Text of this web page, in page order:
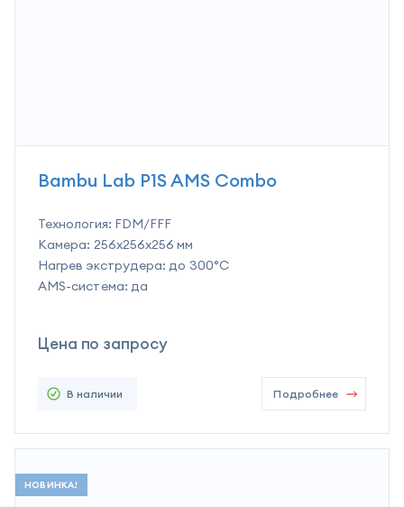
Bambu Lab P1S AMS Combo
Технология: FDM/FFF
Камера: 256x256x256 мм
Нагрев экструдера: до 300°C
AMS-система: да
Цена по запросу
В наличии Подробнее
НОВИНКА!